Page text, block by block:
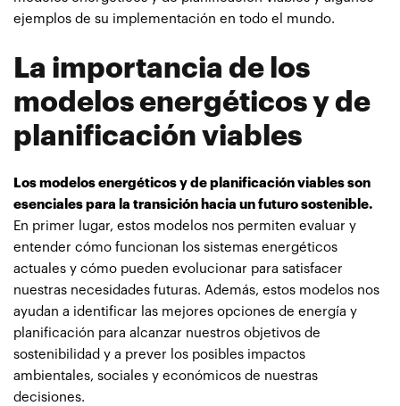
ejemplos de su implementación en todo el mundo.
La importancia de los
modelos energéticos y de
planificación viables
Los modelos energéticos y de planificación viables son
esenciales para la transición hacia un futuro sostenible.
En primer lugar, estos modelos nos permiten evaluar y
entender cómo funcionan los sistemas energéticos
actuales y cómo pueden evolucionar para satisfacer
nuestras necesidades futuras. Además, estos modelos nos
ayudan a identificar las mejores opciones de energía y
planificación para alcanzar nuestros objetivos de
sostenibilidad y a prever los posibles impactos
ambientales, sociales y económicos de nuestras
decisiones.